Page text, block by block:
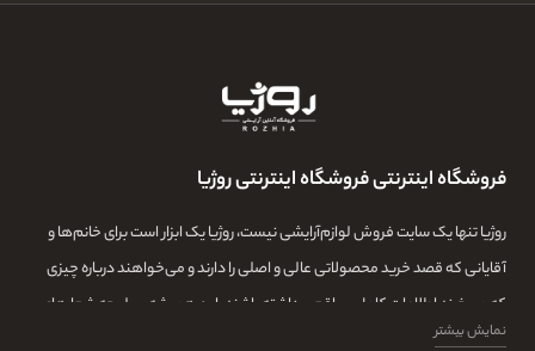
فروشگاه اینترنتی فروشگاه اینترنتی روژیا
روژیا تنها یک سایت فروش لوازم‌آرایشی نیست، روژیا یک ابزار است برای خانم‌ها و
آقایانی که قصد خرید محصولاتی عالی و اصلی را دارند و می‌خواهند درباره چیزی
که می‌خرند اطلاعات کامل و واقعی داشته باشند. این همیشه سرلوحه شعارهای
روژیا بوده و ما در این مجموعه تمامی تلاشمان این است که مشتری‌هایمان بتوانند
نمایش بیشتر